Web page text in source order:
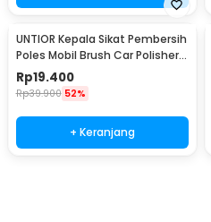
UNTIOR Kepala Sikat Pembersih
Poles Mobil Brush Car Polisher
Kit 3 PCS - DB003
Rp19.400
Rp39.900 52%
+ Keranjang